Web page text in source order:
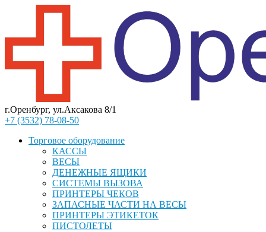
г.Оренбург, ул.Аксакова 8/1
+7 (3532) 78-08-50
Торговое оборудование
КАССЫ
ВЕСЫ
ДЕНЕЖНЫЕ ЯЩИКИ
СИСТЕМЫ ВЫЗОВА
ПРИНТЕРЫ ЧЕКОВ
ЗАПАСНЫЕ ЧАСТИ НА ВЕСЫ
ПРИНТЕРЫ ЭТИКЕТОК
ПИСТОЛЕТЫ